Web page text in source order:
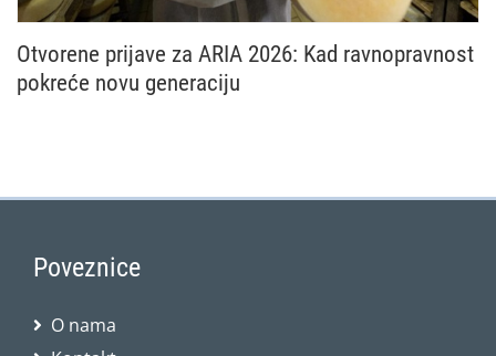
Otvorene prijave za ARIA 2026: Kad ravnopravnost
pokreće novu generaciju
Poveznice
O nama